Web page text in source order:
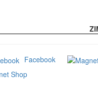
Facebook
Shop